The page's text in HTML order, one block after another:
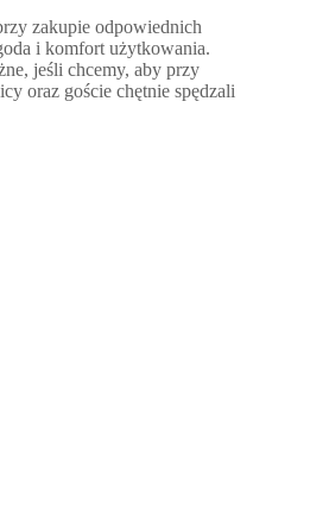
zakupie odpowiednich
i komfort użytkowania.
jeśli chcemy, aby przy
oraz goście chętnie spędzali